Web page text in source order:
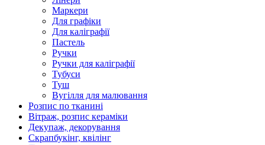
Маркери
Для графіки
Для каліграфії
Пастель
Ручки
Ручки для каліграфії
Тубуси
Туш
Вугілля для малювання
Розпис по тканині
Вітраж, розпис кераміки
Декупаж, декорування
Скрапбукінг, квілінг